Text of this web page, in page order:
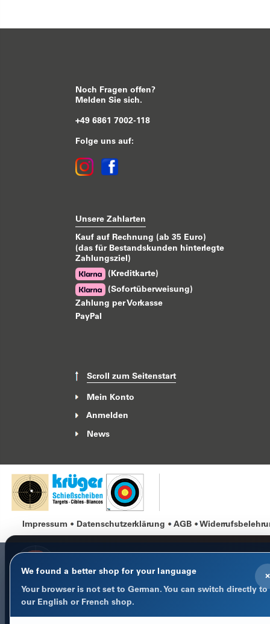
Noch Fragen offen?
Melden Sie sich.
+49 6861 7002-118
Folge uns auf:
Unsere Zahlarten
Kauf auf Rechnung (ab 35 Euro)
(das für Bestandskunden hinterlegte
Zahlungsziel)
(Kreditkarte)
(Sofortüberweisung)
Zahlung per Vorkasse
PayPal
Scroll zum Seitenstart
Mein Konto
Anmelden
News
Impressum Datenschutzerklärung AGB
×
We found a better shop for your language
Your browser is not set to German. You can switch directly to
our English or French shop.
COOKIE-HINWEIS
Datenschutz im Fokus